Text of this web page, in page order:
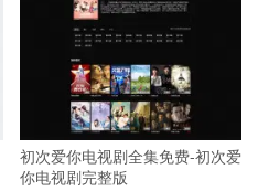
初次爱你电视剧全集免费-初次爱
你电视剧完整版